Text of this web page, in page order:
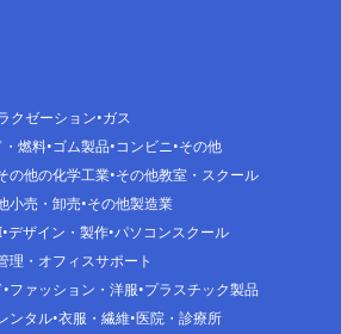
クゼーション ガス
燃料 ゴム製品 コンビニ その他
の他の化学工業 その他教室・スクール
小売・卸売 その他製造業
デザイン・製作 パソコンスクール
理・オフィスサポート
ファッション・洋服 プラスチック製品
ンタル 衣服・繊維 医院・診療所